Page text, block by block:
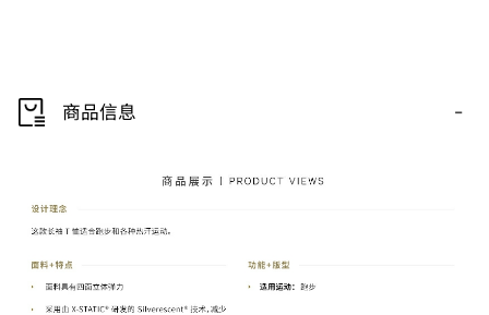
商品信息 -